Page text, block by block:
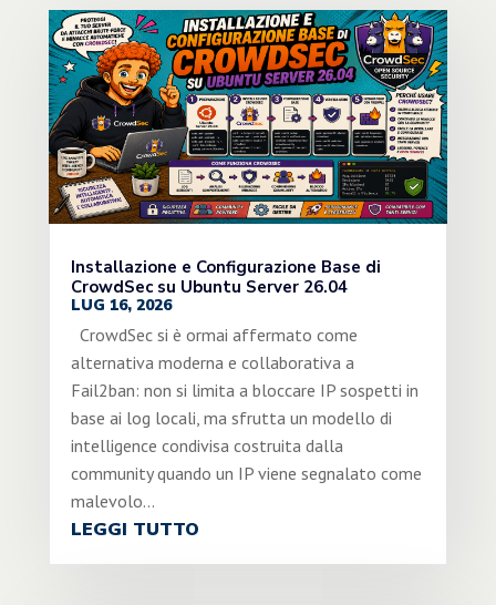
Installazione e Configurazione Base di
CrowdSec su Ubuntu Server 26.04
LUG 16, 2026
CrowdSec si è ormai affermato come
alternativa moderna e collaborativa a
Fail2ban: non si limita a bloccare IP sospetti in
base ai log locali, ma sfrutta un modello di
intelligence condivisa costruita dalla
community quando un IP viene segnalato come
malevolo...
LEGGI TUTTO